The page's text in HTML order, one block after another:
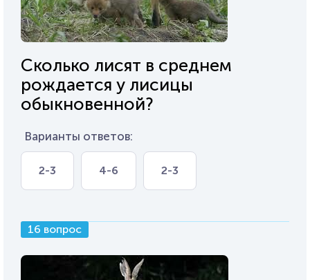
Сколько лисят в среднем
рождается у лисицы
обыкновенной?
Варианты ответов:
2-3 4-6 2-3
16 вопрос